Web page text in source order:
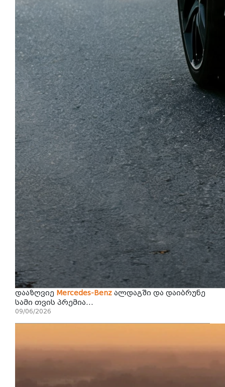
დააზღვიე Mercedes-Benz ალდაგში და დაიბრუნე
სამი თვის პრემია...
09/06/2026